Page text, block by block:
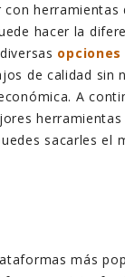
herramientas
hacer la
de calidad sin
A
sacarles el
más